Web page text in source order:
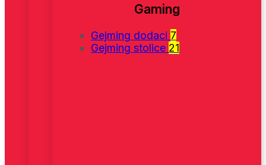
Gaming
Gejming dodaci 7
Gejming stolice 21